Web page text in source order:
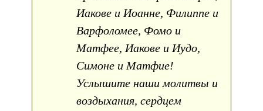
Иакове и Иоанне, Филиппе и
Варфоломее, Фомо и
Матфее, Иакове и Иудо,
Симоне и Матфие!
Услышите наши молитвы и
воздыхания, сердцем